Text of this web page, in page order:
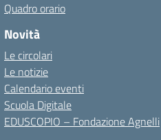
Quadro orario
Novità
Le circolari
Le notizie
Calendario eventi
Scuola Digitale
EDUSCOPIO – Fondazione Agnelli